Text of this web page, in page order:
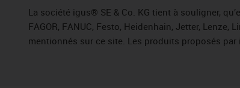
La société igus® SE & Co. KG tient à souligner,
FAGOR, FANUC, Festo, Heidenhain, Jetter,
mentionnés sur ce site. Les produits proposés